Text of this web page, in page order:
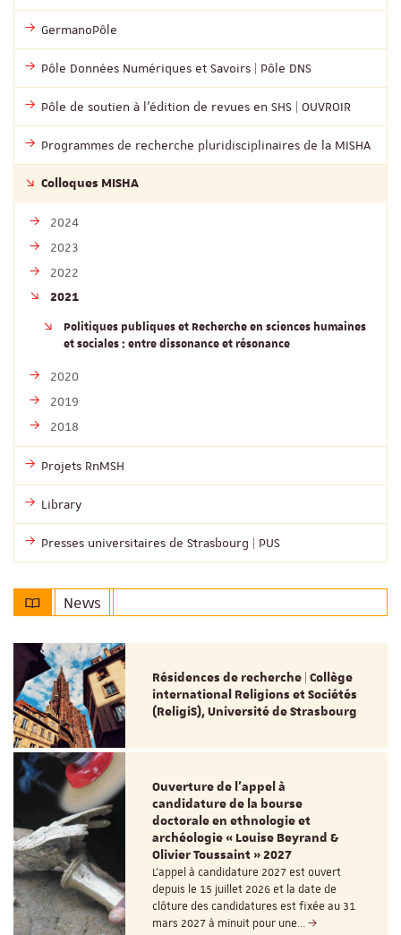
GermanoPôle
Pôle Données Numériques et Savoirs | Pôle DNS
Pôle de soutien à l’édition de revues en SHS | OUVROIR
Programmes de recherche pluridisciplinaires de la MISHA
Colloques MISHA
2024
2023
2022
2021
Politiques publiques et Recherche en sciences humaines
et sociales : entre dissonance et résonance
2020
2019
2018
Projets RnMSH
Library
Presses universitaires de Strasbourg | PUS
News
Résidences de recherche | Collège
international Religions et Sociétés
(ReligiS), Université de Strasbourg
Ouverture de l'appel à
candidature de la bourse
doctorale en ethnologie et
archéologie « Louise Beyrand &
Olivier Toussaint » 2027
L’appel à candidature 2027 est ouvert
depuis le 15 juillet 2026 et la date de
clôture des candidatures est fixée au 31
mars 2027 à minuit pour une…